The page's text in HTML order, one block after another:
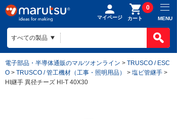
マイページ カート
0
MENU
電子部品・半導体通販のマルツオンライン > TRUSCO / ESC
O > TRUSCO / 管工機材（工事・照明用品） > 塩ビ管継手 >
HI継手 異径チーズ HI-T 40X30